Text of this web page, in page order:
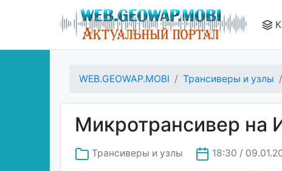
WEB.GEOWAP.MOBI Трансиверы и узлы
Микротрансивер на
Трансиверы и узлы 18:30 /